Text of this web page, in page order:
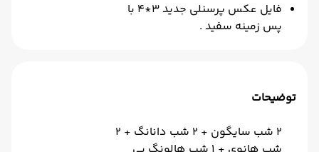
فایل عکس پرسنلی جدید 3*4 با
پس زمینه سفید .
توضیحات
2 شب سایگون + 2 شب دانانگ + 2